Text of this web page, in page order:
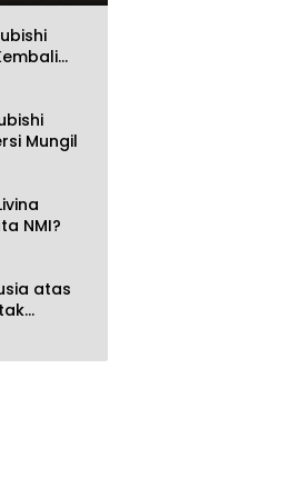
Mungil
NMI?
atas